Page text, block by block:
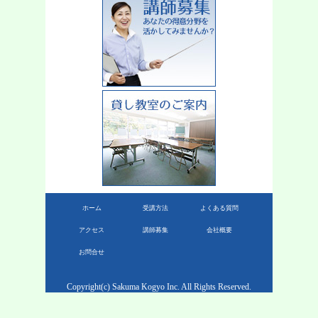
ホーム 受講方法 よくある質問
アクセス 講師募集 会社概要
お問合せ
Copyright(c) Sakuma Kogyo Inc. All Rights Reserved.